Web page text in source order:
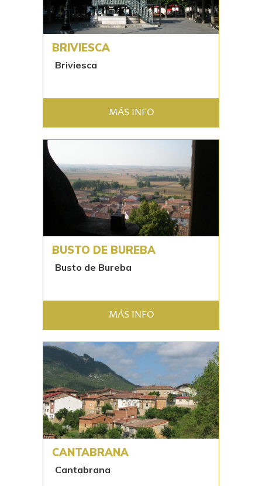
BRIVIESCA
Briviesca
MÁS INFO
BUSTO DE BUREBA
Busto de Bureba
MÁS INFO
CANTABRANA
Cantabrana